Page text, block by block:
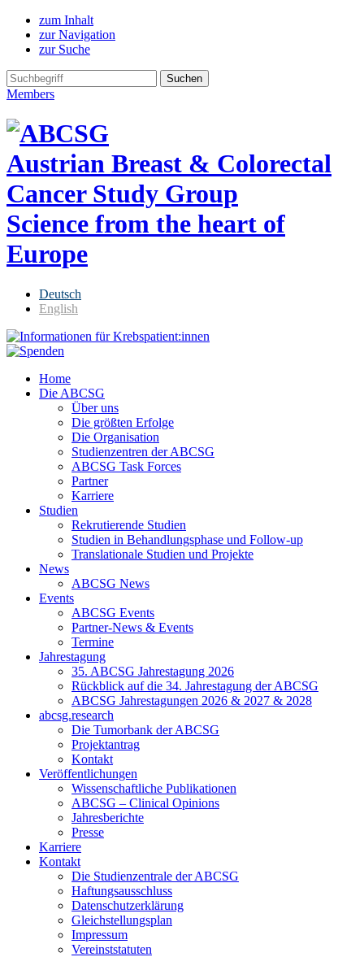
zum Inhalt
zur Navigation
zur Suche
Members
Austrian Breast & Colorectal
Cancer Study Group
Science from the heart of
Europe
Deutsch
English
Home
Die ABCSG
Über uns
Die größten Erfolge
Die Organisation
Studienzentren der ABCSG
ABCSG Task Forces
Partner
Karriere
Studien
Rekrutierende Studien
Studien in Behandlungsphase und Follow-up
Translationale Studien und Projekte
News
ABCSG News
Events
ABCSG Events
Partner-News & Events
Termine
Jahrestagung
35. ABCSG Jahrestagung 2026
Rückblick auf die 34. Jahrestagung der ABCSG
ABCSG Jahrestagungen 2026 & 2027 & 2028
abcsg.research
Die Tumorbank der ABCSG
Projektantrag
Kontakt
Veröffentlichungen
Wissenschaftliche Publikationen
ABCSG – Clinical Opinions
Jahresberichte
Presse
Karriere
Kontakt
Die Studienzentrale der ABCSG
Haftungsausschluss
Datenschutzerklärung
Gleichstellungsplan
Impressum
Vereinststatuten